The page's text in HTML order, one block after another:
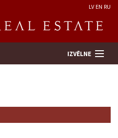
LV EN RU
IZVĒLNE